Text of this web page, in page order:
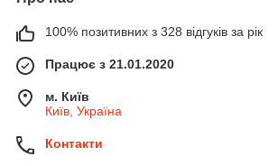
100% позитивних з 328 відгуків за рік
Працює з 21.01.2020
м. Київ
Київ, Україна
Контакти